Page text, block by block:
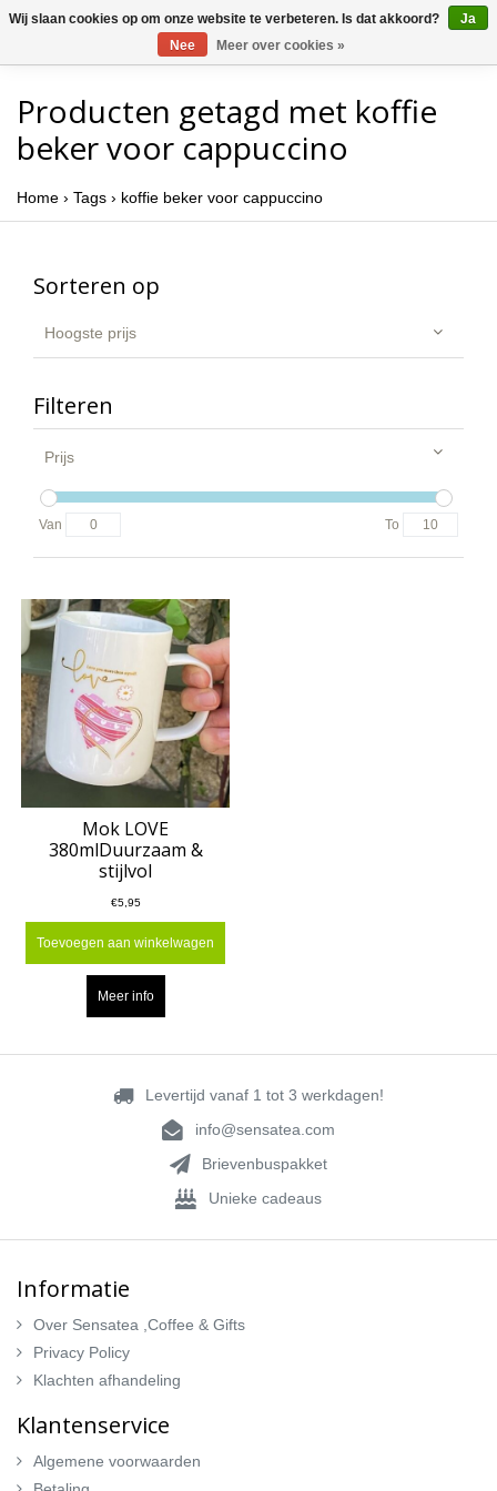
Producten getagd met koffie
beker voor cappuccino
Home › Tags › koffie beker voor cappuccino
Sorteren op
Hoogste prijs
Filteren
Prijs
Van To
Mok LOVE
380mlDuurzaam &
stijlvol
€5,95
Toevoegen aan winkelwagen
Meer info
Levertijd vanaf 1 tot 3 werkdagen!
info@sensatea.com
Brievenbuspakket
Unieke cadeaus
Informatie
Over Sensatea ,Coffee & Gifts
Privacy Policy
Klachten afhandeling
Klantenservice
Algemene voorwaarden
Wij slaan cookies op om onze website te verbeteren. Is dat akkoord?
Ja
Nee
Meer over cookies »